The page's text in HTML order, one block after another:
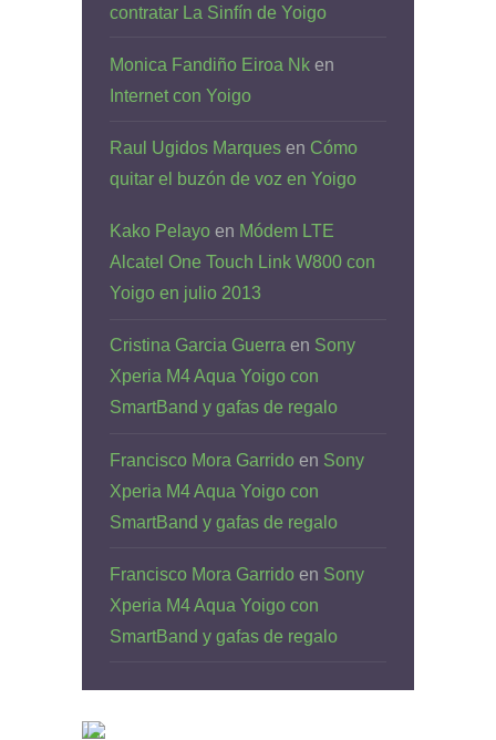
contratar La Sinfín de Yoigo
Monica Fandiño Eiroa Nk en
Internet con Yoigo
Raul Ugidos Marques en Cómo
quitar el buzón de voz en Yoigo
Kako Pelayo en Módem LTE
Alcatel One Touch Link W800 con
Yoigo en julio 2013
Cristina Garcia Guerra en Sony
Xperia M4 Aqua Yoigo con
SmartBand y gafas de regalo
Francisco Mora Garrido en Sony
Xperia M4 Aqua Yoigo con
SmartBand y gafas de regalo
Francisco Mora Garrido en Sony
Xperia M4 Aqua Yoigo con
SmartBand y gafas de regalo